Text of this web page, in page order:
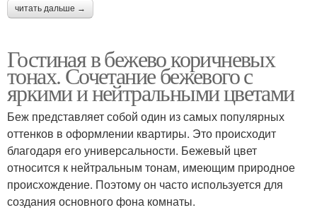
читать дальше →
Гостиная в бежево коричневых
тонах. Сочетание бежевого с
яркими и нейтральными цветами
Беж представляет собой один из самых популярных
оттенков в оформлении квартиры. Это происходит
благодаря его универсальности. Бежевый цвет
относится к нейтральным тонам, имеющим природное
происхождение. Поэтому он часто используется для
создания основного фона комнаты.